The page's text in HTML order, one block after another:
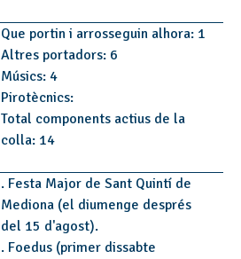
Que portin i arrosseguin alhora: 1
Altres portadors: 6
Músics: 4
Pirotècnics:
Total components actius de la
colla: 14
. Festa Major de Sant Quintí de
Mediona (el diumenge després
del 15 d'agost).
. Foedus (primer dissabte